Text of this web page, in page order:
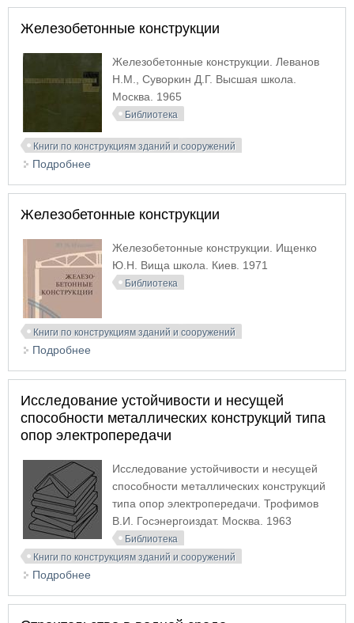
Железобетонные конструкции
Железобетонные конструкции. Леванов
Н.М., Суворкин Д.Г. Высшая школа.
Москва. 1965
Библиотека
Книги по конструкциям зданий и сооружений
Подробнее
Железобетонные конструкции
Железобетонные конструкции. Ищенко
Ю.Н. Вища школа. Киев. 1971
Библиотека
Книги по конструкциям зданий и сооружений
Подробнее
Исследование устойчивости и несущей
способности металлических конструкций типа
опор электропередачи
Исследование устойчивости и несущей
способности металлических конструкций
типа опор электропередачи. Трофимов
В.И. Госэнергоиздат. Москва. 1963
Библиотека
Книги по конструкциям зданий и сооружений
Подробнее